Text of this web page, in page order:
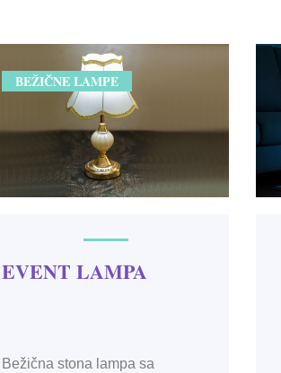
BEŽIČNE LAMPE
EVENT LAMPA
Bežična stona lampa sa